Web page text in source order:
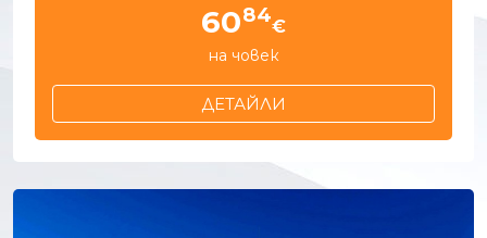
6084€
на човек
ДЕТАЙЛИ